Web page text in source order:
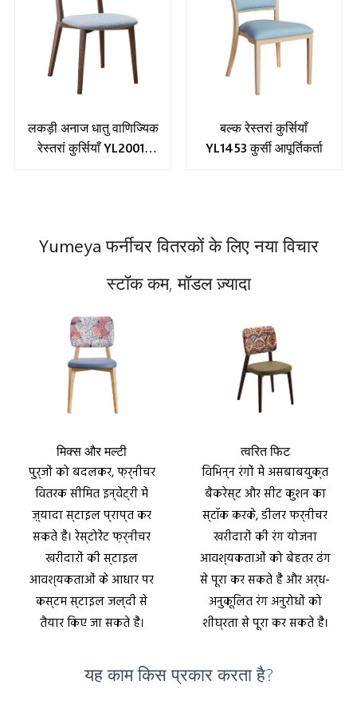
लकड़ी अनाज धातु वाणिज्यिक
रेस्तरां कुर्सियाँ YL2001-
बल्क रेस्तरां कुर्सियाँ
YL1453 कुर्सी आपूर्तिकर्ता
Yumeya फर्नीचर वितरकों के लिए नया विचार
स्टॉक कम, मॉडल ज़्यादा
मिक्स और मल्टी
पुर्जों को बदलकर, फ़र्नीचर
वितरक सीमित इन्वेंट्री में
ज़्यादा स्टाइल प्राप्त कर
सकते हैं। रेस्टोरेंट फ़र्नीचर
खरीदारों की स्टाइल
आवश्यकताओं के आधार पर
कस्टम स्टाइल जल्दी से
तैयार किए जा सकते हैं।
त्वरित फिट
विभिन्न रंगों में असबाबयुक्त
बैकरेस्ट और सीट कुशन का
स्टॉक करके, डीलर फर्नीचर
खरीदारों की रंग योजना
आवश्यकताओं को बेहतर ढंग
से पूरा कर सकते हैं और अर्ध-
अनुकूलित रंग अनुरोधों को
शीघ्रता से पूरा कर सकते हैं।
यह काम किस प्रकार करता है?